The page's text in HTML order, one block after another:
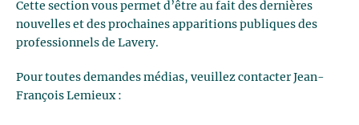
Cette section vous permet d’être au fait des dernières
nouvelles et des prochaines apparitions publiques des
professionnels de Lavery.
Pour toutes demandes médias, veuillez contacter Jean-
François Lemieux :